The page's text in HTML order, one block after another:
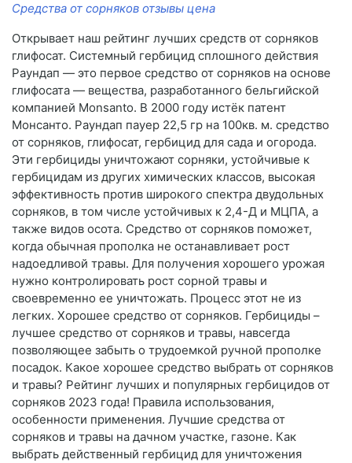
Средства от сорняков отзывы цена
Открывает наш рейтинг лучших средств от сорняков
глифосат. Системный гербицид сплошного действия
Раундап — это первое средство от сорняков на основе
глифосата — вещества, разработанного бельгийской
компанией Monsanto. В 2000 году истёк патент
Монсанто. Раундап пауер 22,5 гр на 100кв. м. средство
от сорняков, глифосат, гербицид для сада и огорода.
Эти гербициды уничтожают сорняки, устойчивые к
гербицидам из других химических классов, высокая
эффективность против широкого спектра двудольных
сорняков, в том числе устойчивых к 2,4-Д и МЦПА, а
также видов осота. Средство от сорняков поможет,
когда обычная прополка не останавливает рост
надоедливой травы. Для получения хорошего урожая
нужно контролировать рост сорной травы и
своевременно ее уничтожать. Процесс этот не из
легких. Хорошее средство от сорняков. Гербициды –
лучшее средство от сорняков и травы, навсегда
позволяющее забыть о трудоемкой ручной прополке
посадок. Какое хорошее средство выбрать от сорняков
и травы? Рейтинг лучших и популярных гербицидов от
сорняков 2023 года! Правила использования,
особенности применения. Лучшие средства от
сорняков и травы на дачном участке, газоне. Как
выбрать действенный гербицид для уничтожения